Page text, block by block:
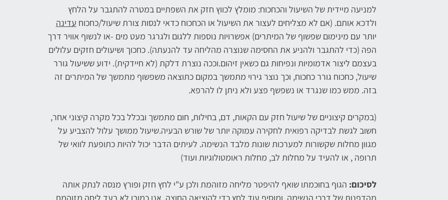
למניעה מיידית של השיעול והכחכוח: מומלץ לכווץ חזק את השפתיים במטרה להתגבר על הלחץ
ולדכא אותם. (אם לא מצליחים לעצור את השיעול או הכחכוח כדאי לנסות צורת שיעול/כחכוח עדינה
יותר עם מינימום שפשוף של המיתרים) אפשרויות נוספות ללגום ולגרגר מעט מים -או לנשוף אוויר דרך
הפה (כדי להתגבר ולהניע את החסימה שנוצרה מהליחה עד להנעתה). כחכוך ושיעולים חזקים עלולים
בעצמם ליצור אדמומיות ונפיחות גם כשאין זיהום.וככה נוצרת דלקת (לא חיידקית). ידוע ששיעול גורר
שיעול, כחכוח גורר כחכוח, וכך נוצר גירוי מתמשך במקום כתוצאה משפשוף מתמשך של המיתרים זה
בזה. ממש כמו שנגרד או נשפשף פצע ולא ניתן לו להרפא.
(במקרים קיצוניים של שיעול חזק עם הקאות, דם, בחילות, חום מתמשך ובכלל בכל מקרה קיצוני אחר,
חשוב לגשת לבדיקה רפואית לחקירה עמוקה יותר של שורש הבעיה.שיעול ממושך עלול להצביע על
מגוון מחלות שקשורות למערכות שונות מלבד הנשימה. לעיתים הדבר יכול להיות כתופעת לוואי של
תרופה , או להעיד על מחלות לב, מחלות ראומטולוגיות ועוד)
לסיכום: הגוף בחוכמתו שואף להיפטר מליחה מזוהמת ולכן ע"י לחץ חזק ופורץ מנסה לנתק אותה